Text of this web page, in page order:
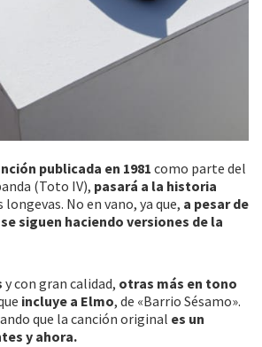
publicada en 1981como parte del
(Toto IV), pasará a la historia
No en vano, ya que, a pesar de
siguen haciendo versiones de la
y con gran calidad, otras más en tono
incluye a Elmo, de «Barrio Sésamo».
que la canción original es un
y ahora.